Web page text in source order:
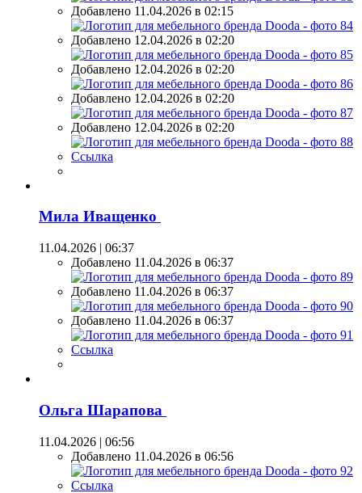
Добавлено 11.04.2026 в 02:15
Добавлено 12.04.2026 в 02:20
Добавлено 12.04.2026 в 02:20
Добавлено 12.04.2026 в 02:20
Добавлено 12.04.2026 в 02:20
Ссылка
Мила Иващенко
11.04.2026 | 06:37
Добавлено 11.04.2026 в 06:37
Добавлено 11.04.2026 в 06:37
Добавлено 11.04.2026 в 06:37
Ссылка
Ольга Шарапова
11.04.2026 | 06:56
Добавлено 11.04.2026 в 06:56
Ссылка